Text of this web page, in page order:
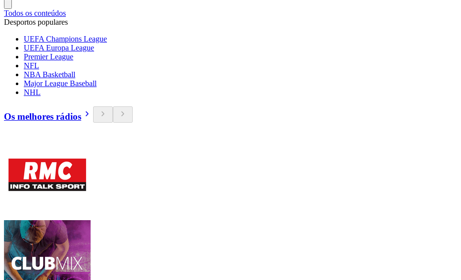
Todos os conteúdos
Desportos populares
UEFA Champions League
UEFA Europa League
Premier League
NFL
NBA Basketball
Major League Baseball
NHL
Os melhores rádios